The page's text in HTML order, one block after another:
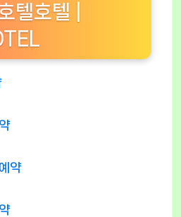
텔호텔 |
약